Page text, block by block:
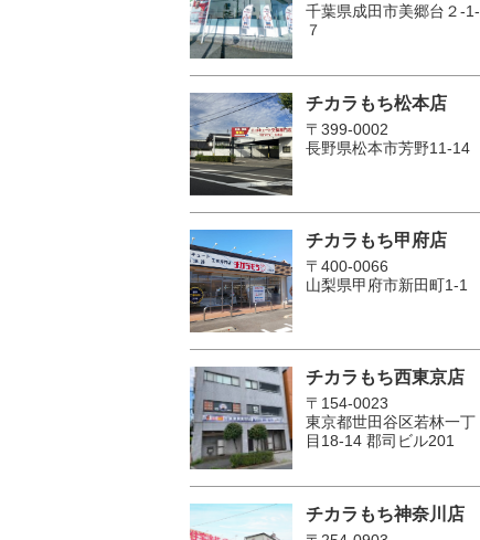
千葉県成田市美郷台２‐1‐
７
チカラもち松本店
〒399-0002
長野県松本市芳野11-14
チカラもち甲府店
〒400-0066
山梨県甲府市新田町1-1
チカラもち西東京店
〒154-0023
東京都世田谷区若林一丁
目18-14 郡司ビル201
チカラもち神奈川店